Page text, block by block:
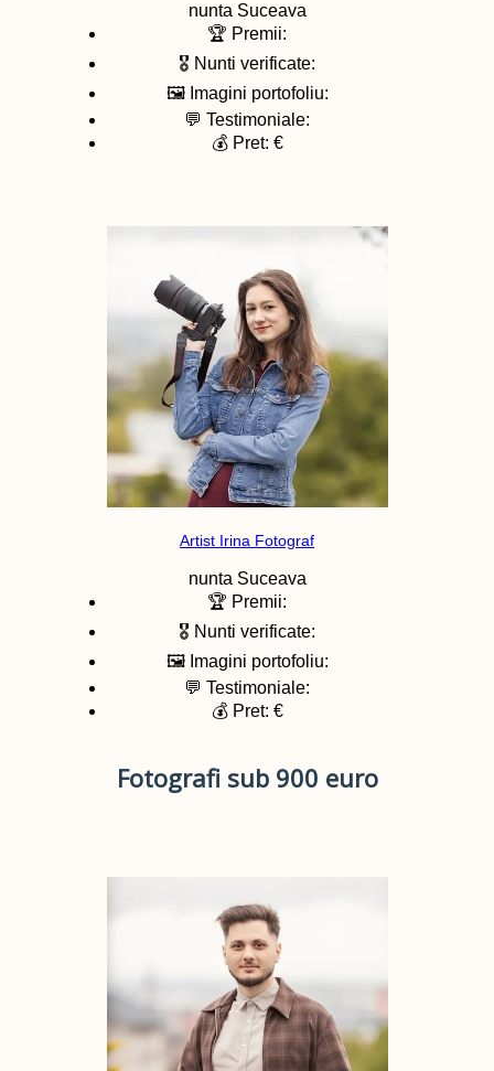
nunta Suceava
🏆 Premii:
🎖️ Nunti verificate:
🖼️ Imagini portofoliu:
💬 Testimoniale:
💰 Pret: €
Artist Irina Fotograf
nunta Suceava
🏆 Premii:
🎖️ Nunti verificate:
🖼️ Imagini portofoliu:
💬 Testimoniale:
💰 Pret: €
Fotografi sub 900 euro